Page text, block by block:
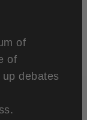
of
of
debates